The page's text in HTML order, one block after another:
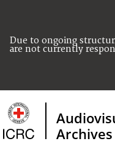
Due to ongoing
are not currently
Archives